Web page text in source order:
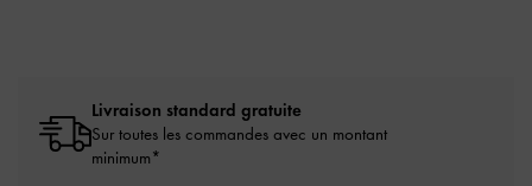
Livraison standard gratuite
Sur toutes les commandes avec un montant
minimum*